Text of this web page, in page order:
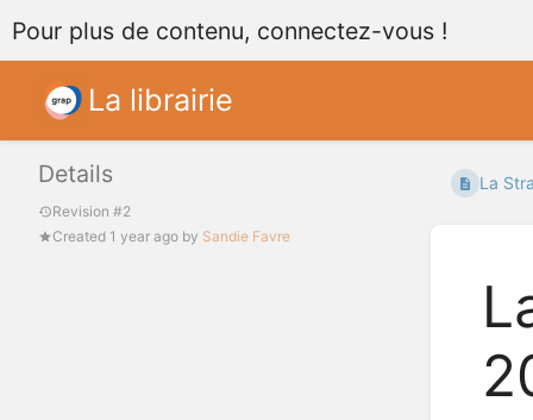
Pour plus de contenu, connectez-vous !
La librairie
Details
Revision #2
Created 1 year ago by Sandie Favre
La